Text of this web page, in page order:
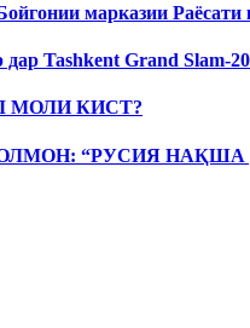
марказии
Tashkent Grand Slam-
МОЛИ КИСТ?
ОЛМОН: “РУСИЯ